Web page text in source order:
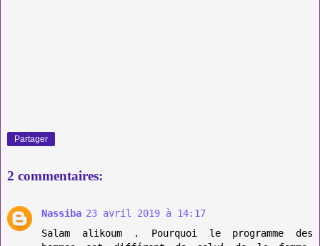
Partager
2 commentaires:
Nassiba 23 avril 2019 à 14:17
Salam alikoum . Pourquoi le programme des